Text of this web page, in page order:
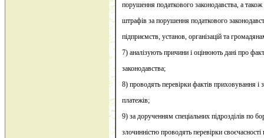
порушення податкового законодавства, а також
штрафів за порушення податкового
підприємств, установ, організацій та
7) аналізують причини і оцінюють дані про
законодавства;
8) проводять перевірки фактів приховування
платежів;
9) за дорученням спеціальних підрозділів по
злочинністю проводять перевірки своєчасності